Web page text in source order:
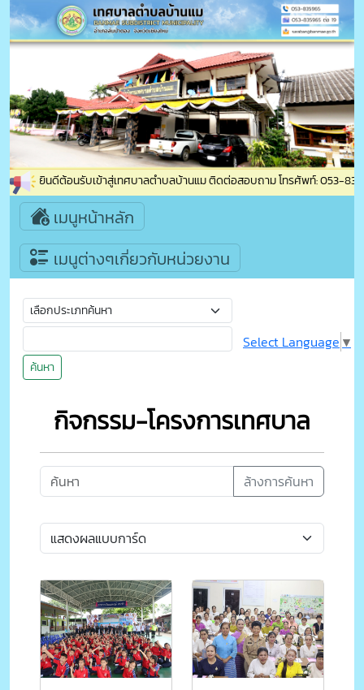
ยินดีต้อนรับเข้าสู่เทศบาลตำบลบ้านแม ติดต่อสอบถาม โทรศัพท์: 053-835965
เมนูหน้าหลัก
เมนูต่างๆเกี่ยวกับหน่วยงาน
ค้นหา
Select Language ▼
กิจกรรม-โครงการเทศบาล
ล้างการค้นหา